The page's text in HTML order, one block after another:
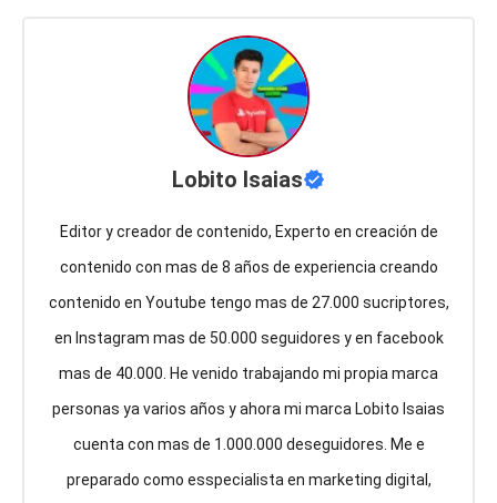
Lobito Isaias
Editor y creador de contenido, Experto en creación de
contenido con mas de 8 años de experiencia creando
contenido en Youtube tengo mas de 27.000 sucriptores,
en Instagram mas de 50.000 seguidores y en facebook
mas de 40.000. He venido trabajando mi propia marca
personas ya varios años y ahora mi marca Lobito Isaias
cuenta con mas de 1.000.000 deseguidores. Me e
preparado como esspecialista en marketing digital,